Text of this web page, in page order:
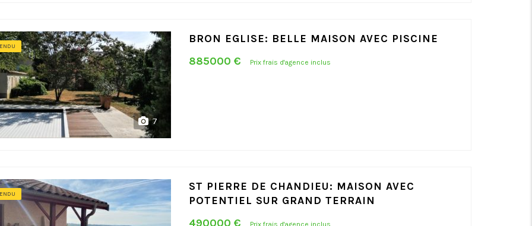
7
BRON EGLISE: BELLE MAISON AVEC PISCINE
885000 €
Prix frais d'agence inclus
ST PIERRE DE CHANDIEU: MAISON AVEC
POTENTIEL SUR GRAND TERRAIN
490000 €
Prix frais d'agence inclus